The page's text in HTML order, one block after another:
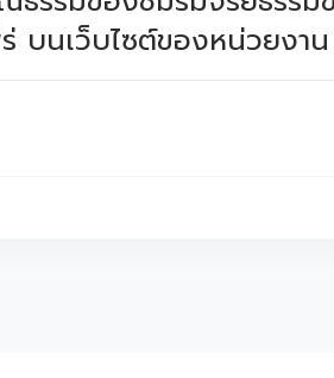
บนเว็บไซต์ของหน่วยงาน